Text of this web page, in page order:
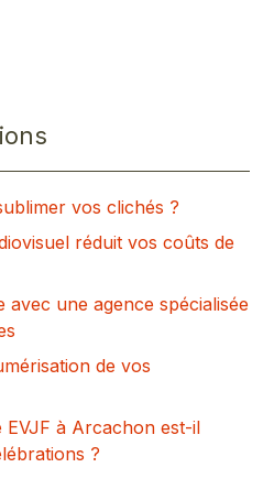
vos clichés ?
réduit vos coûts de
avec une agence spécialisée
de vos
à Arcachon est-il
?